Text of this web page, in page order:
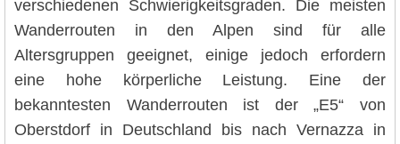
verschiedenen Schwierigkeitsgraden. Die meisten
Wanderrouten in den Alpen sind für alle
Altersgruppen geeignet, einige jedoch erfordern
eine hohe körperliche Leistung. Eine der
bekanntesten Wanderrouten ist der „E5“ von
Oberstdorf in Deutschland bis nach Vernazza in